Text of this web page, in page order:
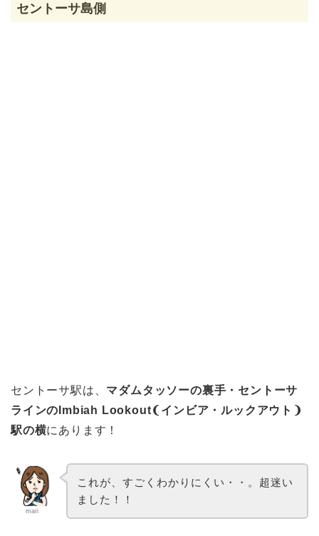
セントーサ島側
セントーサ駅は、 マダムタッソーの裏手・セントーサ
ラインのImbiah Lookout❨インビア・ルックアウト❩
駅の横にあります！
mari
これが、すごくわかりにくい・・。超迷い
ました！！